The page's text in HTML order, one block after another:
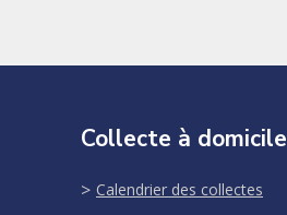
Collecte à domicile
Calendrier des collectes